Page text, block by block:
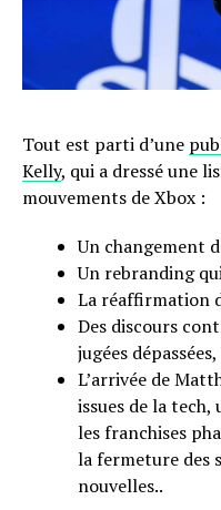
Tout est parti d’une
Kelly, qui a dressé une
mouvements de Xbox :
Un changement
Un rebranding
La réaffirmation
Des discours
jugées
L’arrivée de
issues de la
les franchises
la fermeture des
nouvelles..